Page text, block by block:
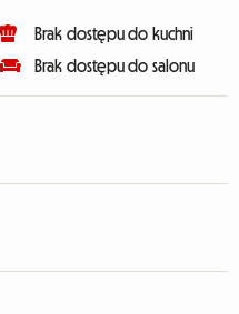
Brak dostępu do kuchni
Brak dostępu do salonu